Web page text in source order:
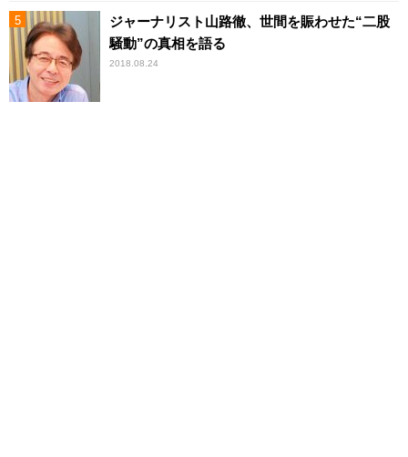
ジャーナリスト山路徹、世間を賑わせた“二股
騒動”の真相を語る
2018.08.24